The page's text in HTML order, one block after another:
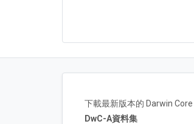
下載最新版本的 Darwin
DwC-A資料集